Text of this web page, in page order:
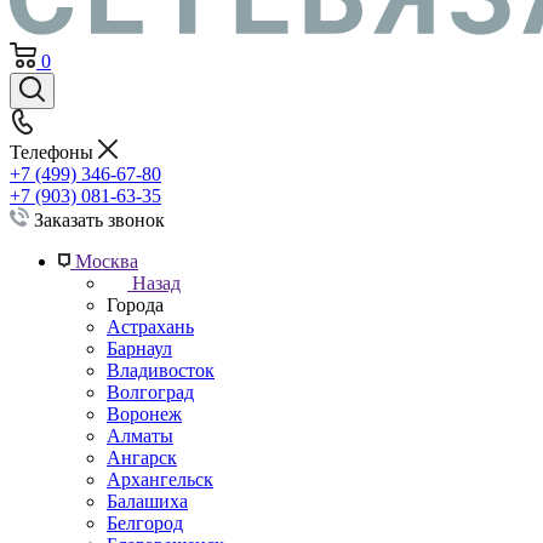
0
Телефоны
+7 (499) 346-67-80
+7 (903) 081-63-35
Заказать звонок
Москва
Назад
Города
Астрахань
Барнаул
Владивосток
Волгоград
Воронеж
Алматы
Ангарск
Архангельск
Балашиха
Белгород